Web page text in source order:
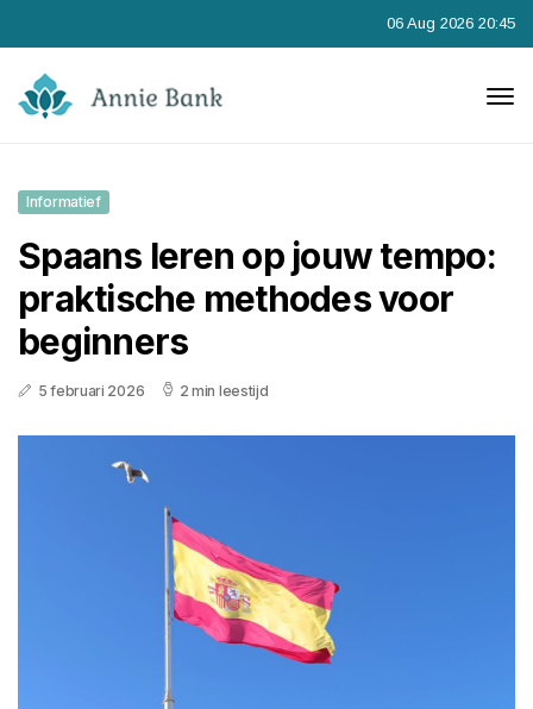
06 Aug 2026 20:45
Informatief
Spaans leren op jouw tempo:
praktische methodes voor
beginners
5 februari 2026 2 min leestijd